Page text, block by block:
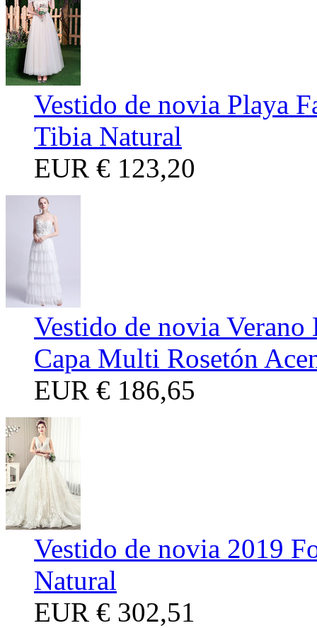
Vestido de novia Playa
Tibia Natural
EUR € 123,20
Vestido de novia Verano
Capa Multi Rosetón
EUR € 186,65
Vestido de novia 2019
Natural
EUR € 302,51